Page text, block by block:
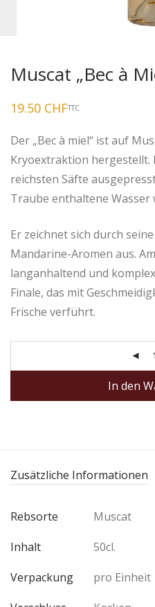
Muscat „Bec à
19.50 CHFTTC
Der „Bec à miel“ ist auf
Kryoextraktion hergestellt.
reichsten Säfte
Traube enthaltene Wasser
Er zeichnet sich durch
Mandarine-Aromen aus.
langanhaltend und
Finale, das mit
Frische verführt.
In den
Zusätzliche Informationen
Rebsorte
Muscat
Inhalt
50cl.
Verpackung
pro Einheit